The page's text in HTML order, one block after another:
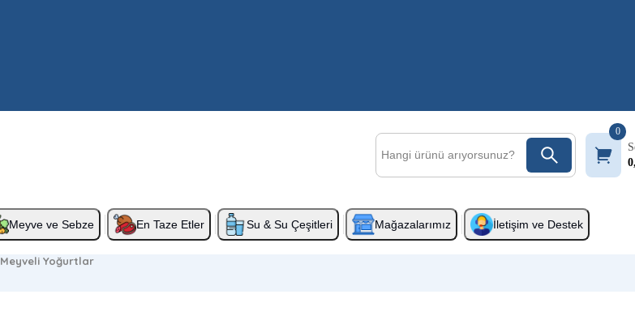
0
Meyve ve Sebze En Taze Etler Su & Su Çeşitleri Mağazalarımız İletişim ve Destek
Meyveli Yoğurtlar